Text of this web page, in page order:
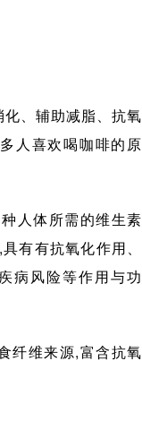
、辅助减脂、抗氧
人喜欢喝咖啡的原
人体所需的维生素
有有抗氧化作用、
病风险等作用与功
纤维来源,富含抗氧